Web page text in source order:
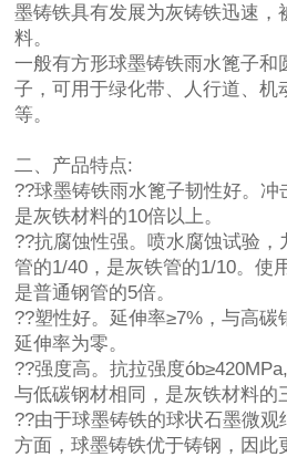
墨铸铁具有发展为灰铸铁迅速，
料。
一般有方形球墨铸铁雨水篦子和
子，可用于绿化带、人行道、机
等。
二、产品特点:
??球墨铸铁雨水篦子韧性好。冲
是灰铁材料的10倍以上。
??抗腐蚀性强。喷水腐蚀试验
管的1/40，是灰铁管的1/10。使
是普通钢管的5倍。
??塑性好。延伸率≥7%，与高
延伸率为零。
??强度高。抗拉强度
与低碳钢材相同，是灰铁材料的
??由于球墨铸铁的球状石墨微观
方面，球墨铸铁优于铸钢，因此